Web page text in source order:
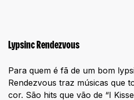
Lypsinc Rendezvous
Para quem é fã de um bom
Rendezvous traz músicas que
cor. São hits que vão de “I